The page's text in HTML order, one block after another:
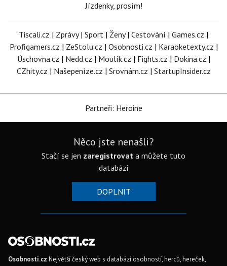
Jízdenky, prosím!
Tiscali.cz | Zprávy| Sport | Ženy| Cestování | Games.cz |
Profigamers.cz | ZeStolu.cz | Osobnosti.cz | Karaoketexty.cz |
Úschovna.cz | Nedd.cz | Moulík.cz | Fights.cz | Dokina.cz |
CZhity.cz | Našepeníze.cz | Srovnám.cz | StartupInsider.cz
Partneři: Heroine
Něco jste nenašli?
Stačí se jen zaregistrovat a můžete tuto
databázi
DOPLNIT
Osobnosti.cz Největší český web s databází osobností, herců, hereček,